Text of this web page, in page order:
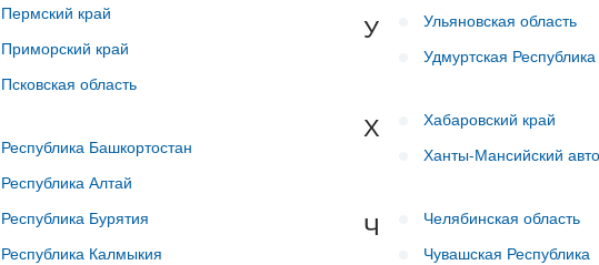
Пермский край
Приморский край
Псковская область
Республика Башкортостан
Республика Алтай
Республика Бурятия
Республика Калмыкия
У
Ульяновская область
Удмуртская Республика
Х
Хабаровский край
Ханты-Мансийский
Ч
Челябинская область
Чувашская Республика